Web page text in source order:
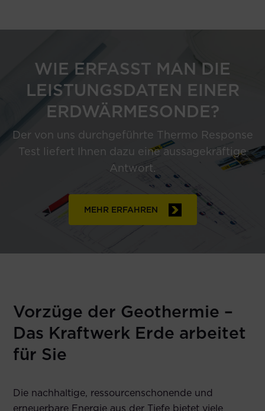
WIE ERFASST MAN DIE
LEISTUNGSDATEN EINER
ERDWÄRMESONDE?
Der von uns durchgeführte Thermo Response
Test liefert Ihnen dazu eine aussagekräftige
Antwort.
MEHR ERFAHREN
Vorzüge der Geothermie –
Das Kraftwerk Erde arbeitet
für Sie
Die nachhaltige, ressourcenschonende und
erneuerbare Energie aus der Tiefe bietet viele